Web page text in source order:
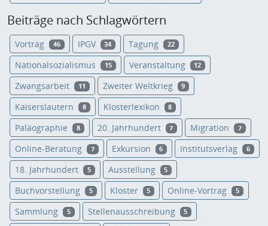
Beiträge nach Schlagwörtern
Vortrag 46 IPGV 34 Tagung 22
Nationalsozialismus 15 Veranstaltung 12
Zwangsarbeit 11 Zweiter Weltkrieg 9
Kaiserslautern 8 Klosterlexikon 8
Paläographie 8 20. Jahrhundert 7 Migration 7
Online-Beratung 7 Exkursion 6 Institutsverlag 6
18. Jahrhundert 5 Ausstellung 5
Buchvorstellung 5 Kloster 5 Online-Vortrag 5
Sammlung 5 Stellenausschreibung 5